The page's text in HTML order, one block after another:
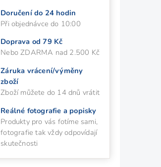
Doručení do 24 hodin
Při objednávce do 10:00
Doprava od 79 Kč
Nebo ZDARMA nad 2.500 Kč
Záruka vrácení/výměny
zboží
Zboží můžete do 14 dnů vrátit
Reálné fotografie a popisky
Produkty pro vás fotíme sami,
fotografie tak vždy odpovídají
skutečnosti